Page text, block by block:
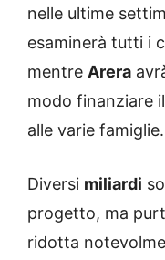
nelle ultime
esaminerà tutti i
mentre Arera
modo finanziare
alle varie famiglie.
Diversi miliardi
progetto, ma
ridotta